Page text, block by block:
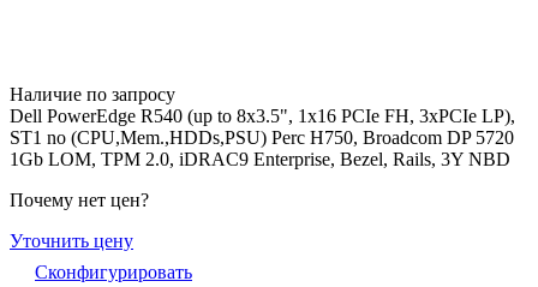
Наличие по запросу
Dell PowerEdge R540 (up to 8x3.5", 1x16 PCIe FH, 3xPCIe LP),
ST1 no (CPU,Mem.,HDDs,PSU) Perc H750, Broadcom DP 5720
1Gb LOM, TPM 2.0, iDRAC9 Enterprise, Bezel, Rails, 3Y NBD
Почему нет цен?
Уточнить цену
Сконфигурировать